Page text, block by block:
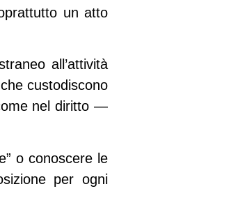
un atto
all’attività
custodiscono
nel diritto —
o conoscere le
per ogni